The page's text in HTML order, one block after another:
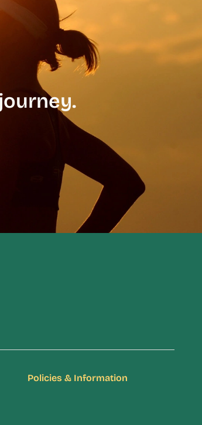
Policies & Information